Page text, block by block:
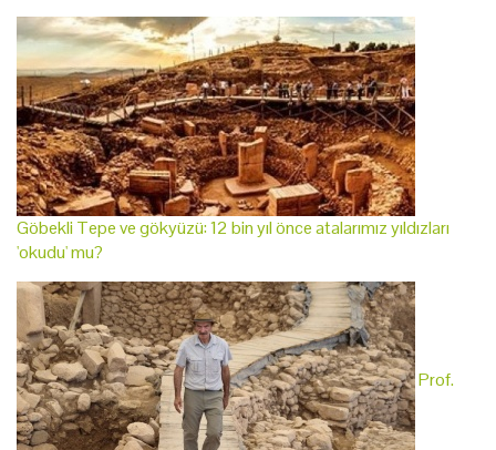
Göbekli Tepe ve gökyüzü: 12 bin yıl önce atalarımız yıldızları
'okudu' mu?
Prof.